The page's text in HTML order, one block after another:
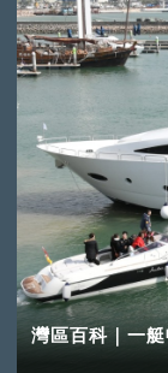
灣區百科｜一